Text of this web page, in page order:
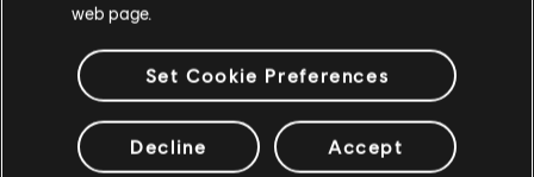
web page.
Set Cookie Preferences
Decline Accept